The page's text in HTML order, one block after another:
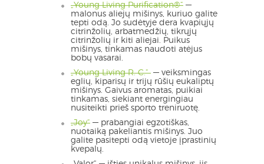
„Young Living Purification®“ —
malonus aliejų mišinys, kuriuo galite
tepti odą. Jo sudėtyje dera kvapiųjų
citrinžolių, arbatmedžių, tikrųjų
citrinžolių ir kiti aliejai. Puikus
mišinys, tinkamas naudoti atėjus
bobų vasarai.
„Young Living R. C.“ — veiksmingas
eglių, kiparisų ir trijų rūšių eukaliptų
mišinys. Gaivus aromatas, puikiai
tinkamas, siekiant energingiau
nusiteikti prieš sporto treniruotę.
„Joy“ — prabangiai egzotiškas,
nuotaiką pakeliantis mišinys. Juo
galite pasitepti odą vietoje įprastinių
kvepalų.